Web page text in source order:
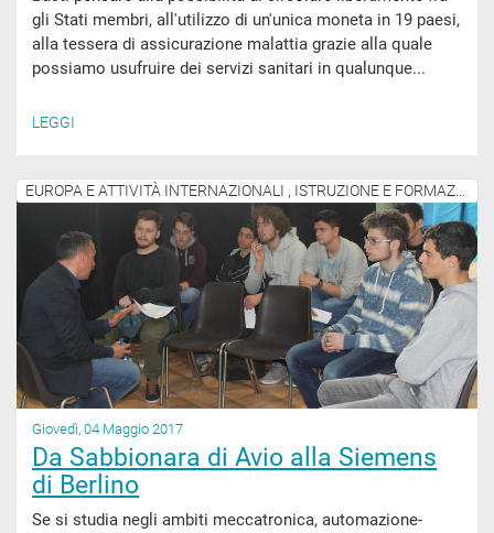
gli Stati membri, all'utilizzo di un'unica moneta in 19 paesi,
alla tessera di assicurazione malattia grazie alla quale
possiamo usufruire dei servizi sanitari in qualunque...
LEGGI
Giovedì, 04 Maggio 2017
Da Sabbionara di Avio alla Siemens
di Berlino
Se si studia negli ambiti meccatronica, automazione-